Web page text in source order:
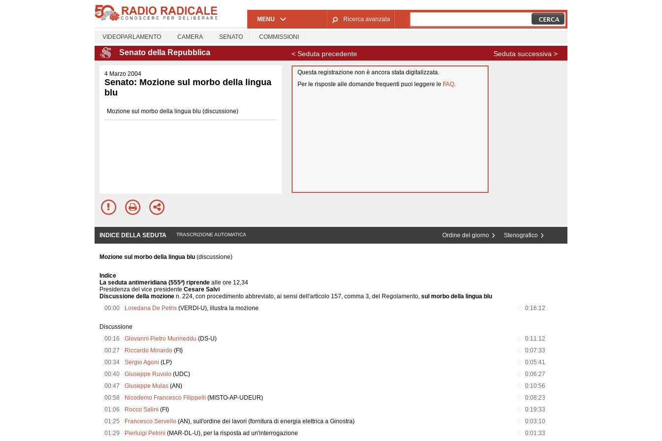
MENU Ricerca avanzata
VIDEOPARLAMENTO CAMERA SENATO COMMISSIONI
Senato della Repubblica < Seduta precedente Seduta successiva >
4 Marzo 2004
Senato: Mozione sul morbo della lingua
blu
Mozione sul morbo della lingua blu (discussione)
Questa registrazione non è ancora stata digitalizzata.
Per le risposte alle domande frequenti puoi leggere le FAQ.
INDICE DELLA SEDUTA TRASCRIZIONE AUTOMATICA Ordine del giorno Stenografico
Mozione sul morbo della lingua blu (discussione)
Indice
La seduta antimeridiana (555ª) riprende alle ore 12,34
Presidenza del vice presidente Cesare Salvi
Discussione della mozione n. 224, con procedimento abbreviato, ai sensi dell'articolo 157, comma 3, del Regolamento, sul morbo della lingua blu
0:16:12
00:00 Loredana De Petris (VERDI-U), illustra la mozione
Discussione
0:11:12
00:16 Giovanni Pietro Murineddu (DS-U)
0:07:33
00:27 Riccardo Minardo (FI)
0:05:41
00:34 Sergio Agoni (LP)
0:06:27
00:40 Giuseppe Ruvolo (UDC)
0:10:56
00:47 Giuseppe Mulas (AN)
0:08:23
00:58 Nicodemo Francesco Filippelli (MISTO-AP-UDEUR)
0:19:33
01:06 Rocco Salini (FI)
0:03:10
01:25 Francesco Servello (AN), sull'ordine dei lavori (fornitura di energia elettrica a Ginostra)
0:01:33
01:29 Pierluigi Petrini (MAR-DL-U), per la risposta ad un'interrogazione